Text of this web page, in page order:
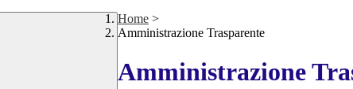
Home >
Amministrazione Trasparente
Amministrazione